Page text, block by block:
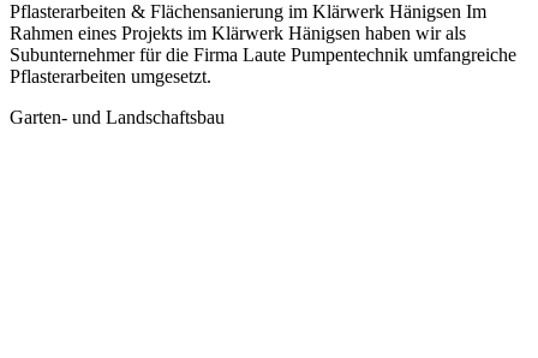
Pflasterarbeiten & Flächensanierung im Klärwerk Hänigsen Im
Rahmen eines Projekts im Klärwerk Hänigsen haben wir als
Subunternehmer für die Firma Laute Pumpentechnik umfangreiche
Pflasterarbeiten umgesetzt.
Garten- und Landschaftsbau